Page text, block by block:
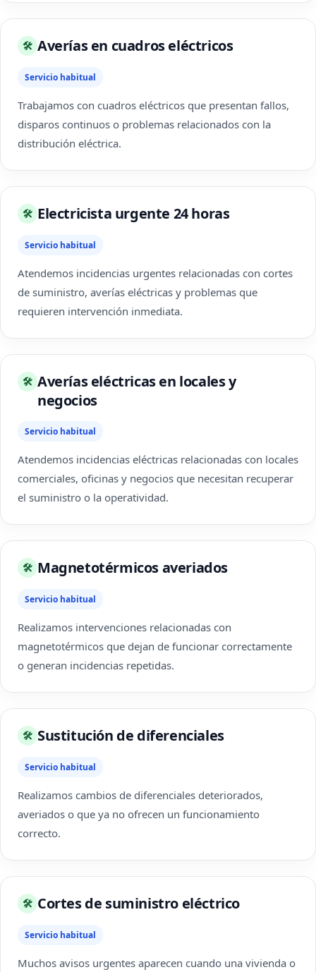
🛠 Averías en cuadros eléctricos
Servicio habitual
Trabajamos con cuadros eléctricos que presentan fallos,
disparos continuos o problemas relacionados con la
distribución eléctrica.
🛠 Electricista urgente 24 horas
Servicio habitual
Atendemos incidencias urgentes relacionadas con cortes
de suministro, averías eléctricas y problemas que
requieren intervención inmediata.
🛠 Averías eléctricas en locales y
negocios
Servicio habitual
Atendemos incidencias eléctricas relacionadas con locales
comerciales, oficinas y negocios que necesitan recuperar
el suministro o la operatividad.
🛠 Magnetotérmicos averiados
Servicio habitual
Realizamos intervenciones relacionadas con
magnetotérmicos que dejan de funcionar correctamente
o generan incidencias repetidas.
🛠 Sustitución de diferenciales
Servicio habitual
Realizamos cambios de diferenciales deteriorados,
averiados o que ya no ofrecen un funcionamiento
correcto.
🛠 Cortes de suministro eléctrico
Servicio habitual
Muchos avisos urgentes aparecen cuando una vivienda o